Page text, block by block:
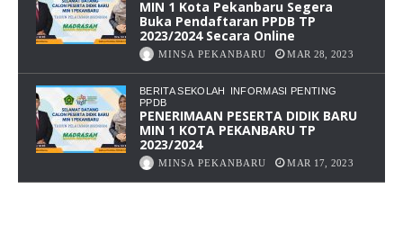
MIN 1 Kota Pekanbaru Segera
Buka Pendaftaran PPDB TP
2023/2024 Secara Online
MINSA PEKANBARU MAR 28, 2023
BERITA SEKOLAH
INFORMASI PENTING
PPDB
PENERIMAAN PESERTA DIDIK BARU
MIN 1 KOTA PEKANBARU TP
2023/2024
MINSA PEKANBARU MAR 17, 2023